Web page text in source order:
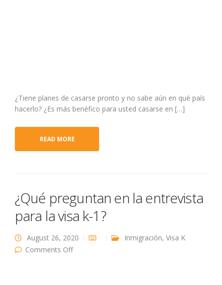
¿Tiene planes de casarse pronto y no sabe aún en qué país
hacerlo? ¿Es más benéfico para usted casarse en […]
READ MORE
¿Qué preguntan en la entrevista
para la visa k-1?
August 26, 2020 Inmigración, Visa K
Comments Offon ¿Qué preguntan en la entrevista para la